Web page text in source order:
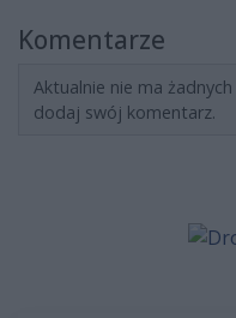
Komentarze
Aktualnie nie ma
dodaj swój komentarz.